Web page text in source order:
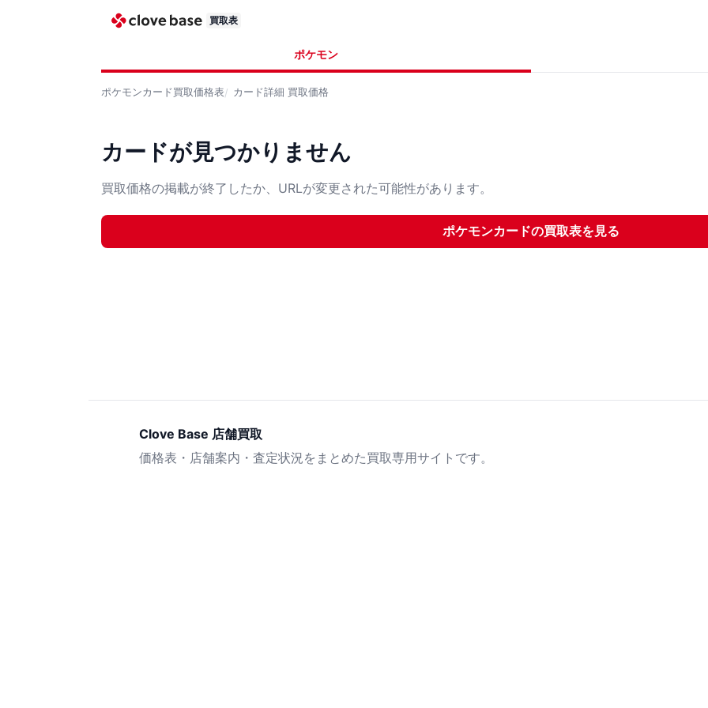
買取表
ポケモン
ポケモンカード買取価格表 カード詳細 買取価格
カードが見つかりません
買取価格の掲載が終了したか、URLが変更された可能性があります。
ポケモンカードの買取表を見る
Clove Base 店舗買取
価格表・店舗案内・査定状況をまとめた買取専用サイトです。